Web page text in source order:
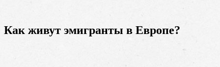
Как живут эмигранты в Европе?